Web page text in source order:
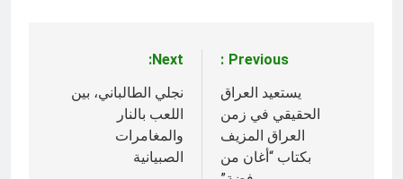
المقالات
Previous:
يستعيد العراق
الحقيقي في زمن
العراق المزيف
بكتاب “أغان من
Next:
نجلي الطالباني، بين
اللعب بالنار
والمغامرات
الصبيانية